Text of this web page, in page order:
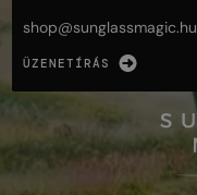
shop@sunglassmagic.hu
ÜZENETÍRÁS